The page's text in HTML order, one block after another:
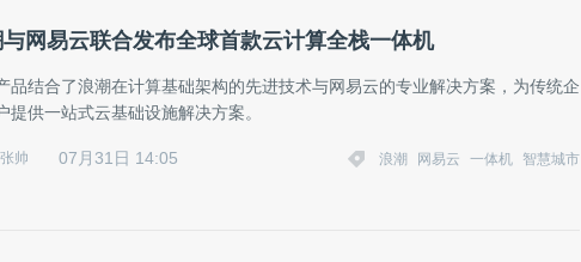
网易云联合发布全球首款云计算全栈一体机
品结合了浪潮在计算基础架构的先进技术与网易云的专业解决方案，为传统企
提供一站式云基础设施解决方案。
张帅 07月31日 14:05 浪潮 网易云 一体机 智慧城市